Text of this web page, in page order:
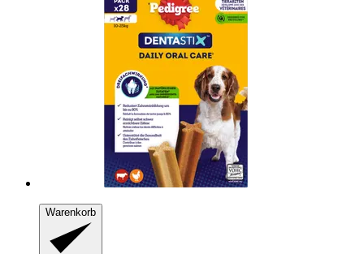
Warenkorb